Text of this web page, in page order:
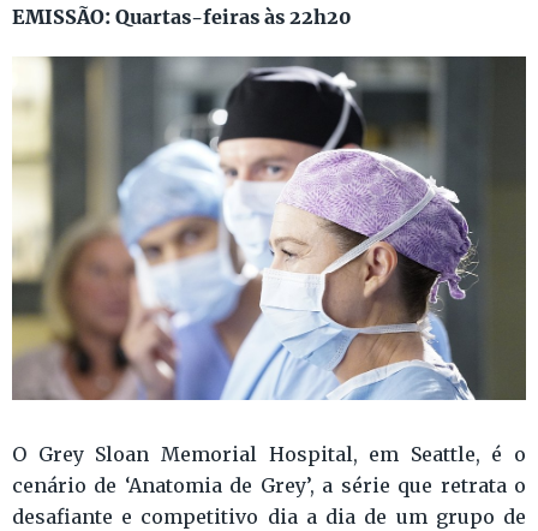
EMISSÃO: Quartas-feiras às 22h20
O Grey Sloan Memorial Hospital, em Seattle, é o
cenário de ‘Anatomia de Grey’, a série que retrata o
desafiante e competitivo dia a dia de um grupo de